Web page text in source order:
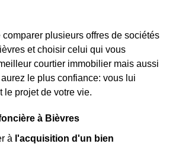
comparer plusieurs offres de sociétés
et choisir celui qui vous
courtier immobilier mais aussi
le plus confiance: vous lui
le projet de votre vie.
à Bièvres
à l'acquisition d'un bien